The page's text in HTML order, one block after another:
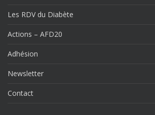
Les RDV du Diabète
Actions – AFD20
Adhésion
Newsletter
Contact